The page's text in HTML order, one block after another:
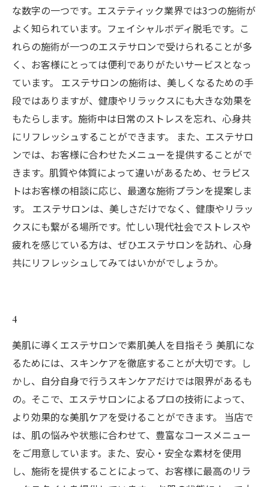
な数字の一つです。エステティック業界では3つの施術が
よく知られています。フェイシャルボディ脱毛です。こ
れらの施術が一つのエステサロンで受けられることが多
く、お客様にとっては便利でありがたいサービスとなっ
ています。 エステサロンの施術は、美しくなるための手
段ではありますが、健康やリラックスにも大きな効果を
もたらします。施術中は日常のストレスを忘れ、心身共
にリフレッシュすることができます。 また、エステサロ
ンでは、お客様に合わせたメニューを提供することがで
きます。肌質や体質によって違いがあるため、セラピス
トはお客様の相談に応じ、最適な施術プランを提案しま
す。 エステサロンは、美しさだけでなく、健康やリラッ
クスにも繋がる場所です。忙しい現代社会でストレスや
疲れを感じている方は、ぜひエステサロンを訪れ、心身
共にリフレッシュしてみてはいかがでしょうか。
4
美肌に導くエステサロンで素肌美人を目指そう 美肌にな
るためには、スキンケアを徹底することが大切です。し
かし、自分自身で行うスキンケアだけでは限界があるも
の。そこで、エステサロンによるプロの技術によって、
より効果的な美肌ケアを受けることができます。 当店で
は、肌の悩みや状態に合わせて、豊富なコースメニュー
をご用意しています。また、安心・安全な素材を使用
し、施術を提供することによって、お客様に最高のリラ